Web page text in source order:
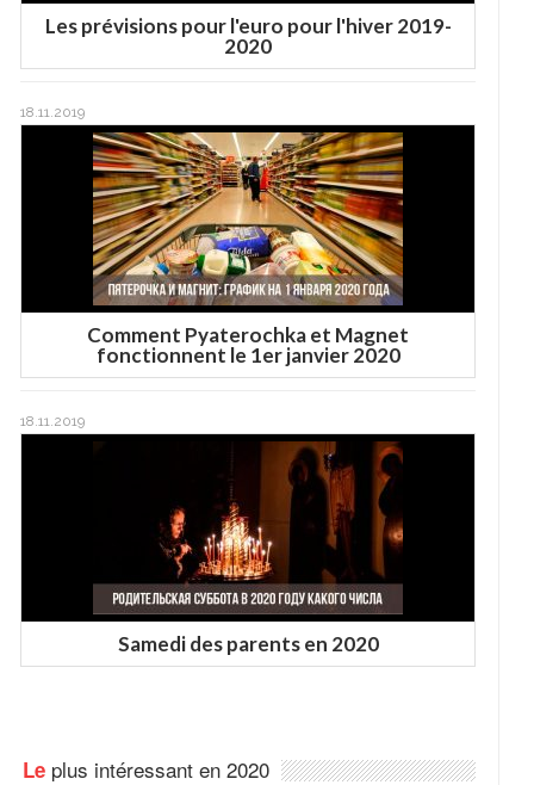
Les prévisions pour l'euro pour l'hiver 2019-
2020
18.11.2019
Comment Pyaterochka et Magnet
fonctionnent le 1er janvier 2020
18.11.2019
Samedi des parents en 2020
Le plus intéressant en 2020